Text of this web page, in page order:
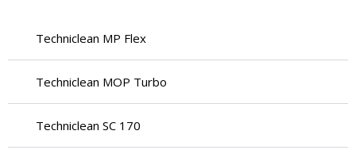
Techniclean MP Flex
Techniclean MOP Turbo
Techniclean SC 170